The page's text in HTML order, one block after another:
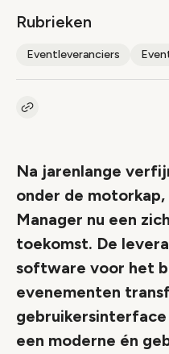
Rubrieken
Eventleveranciers
Kopieer link naar artikel
Na jarenlange
onder de
Manager nu een
toekomst. De
software voor het
evenementen
een moderne én